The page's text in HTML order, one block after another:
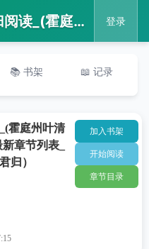
📖 拈花一笑盼君归阅读_(霍庭州叶清语)拈花一笑盼君归最新章节列表_笔趣阁（拈花一笑盼君归） 登录
📚 书架 📖 记录
霍庭州叶清
章节列表_
归）
加入书架
开始阅读
章节目录